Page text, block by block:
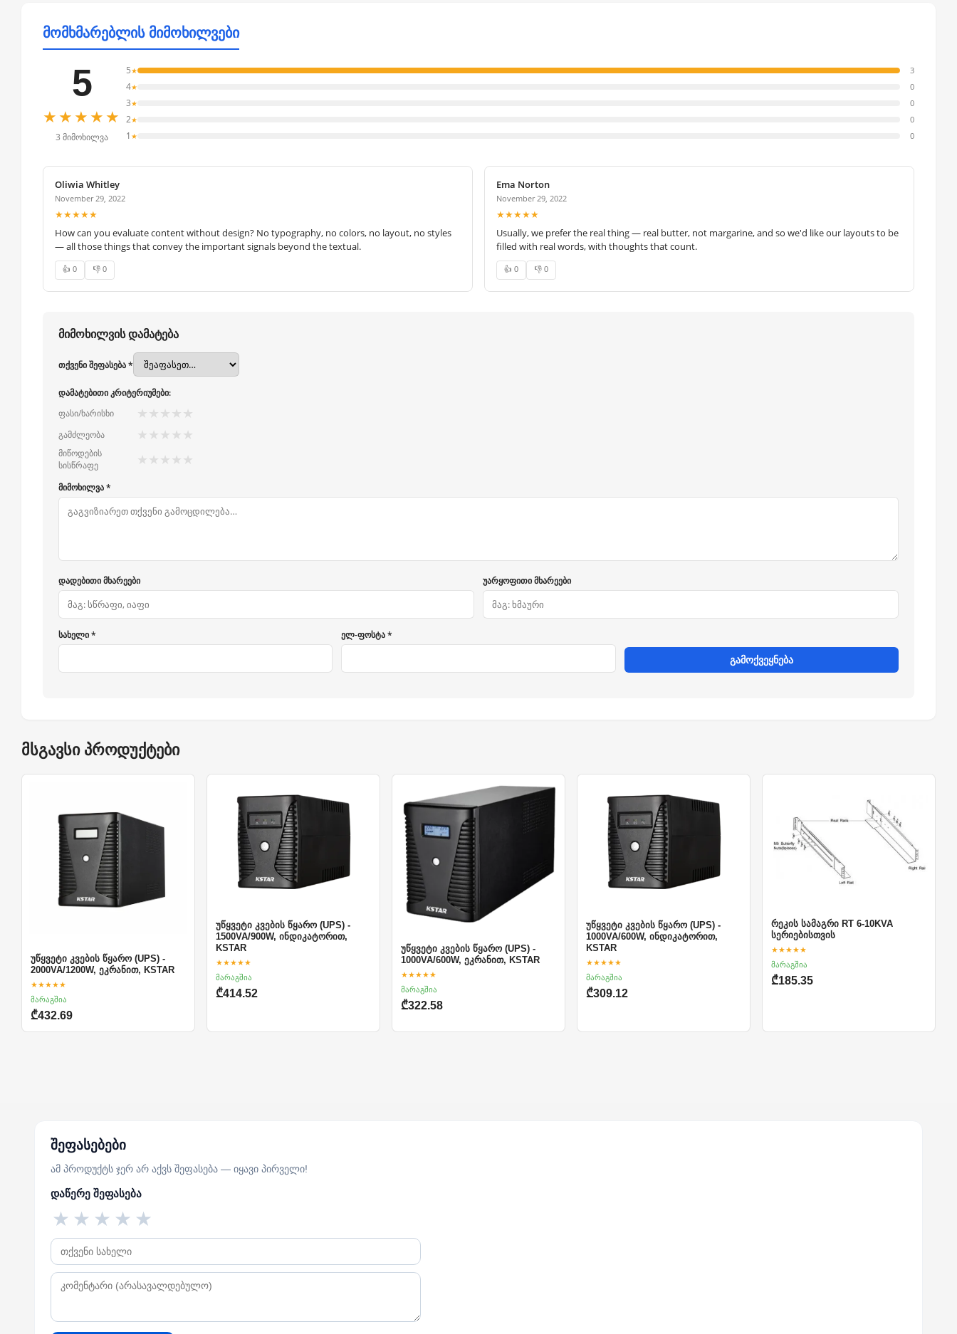
მომხმარებლის მიმოხილვები
5
★★★★★
3 მიმოხილვა
5★ 3
4★ 0
3★ 0
2★ 0
1 ★ 0
Oliwia Whitley
November 29, 2022
★★★★★
How can you evaluate content without design? No typography, no colors, no layout, no styles
— all those things that convey the important signals beyond the textual.
👍 0 👎 0
Ema Norton
November 29, 2022
★★★★★
Usually, we prefer the real thing — real butter, not margarine, and so we'd like our layouts to be
filled with real words, with thoughts that count.
👍 0 👎 0
მიმოხილვის დამატება
თქვენი შეფასება *
დამატებითი კრიტერიუმები:
ფასი/ხარისხი
★ ★ ★ ★ ★
გამძლეობა ★ ★ ★ ★ ★
მიწოდების
სისწრაფე
★ ★ ★ ★ ★
მიმოხილვა *
დადებითი მხარეები უარყოფითი მხარეები
სახელი * ელ-ფოსტა *
გამოქვეყნება
მსგავსი პროდუქტები
უწყვეტი კვების წყარო (UPS) -
2000VA/1200W, ეკრანით, KSTAR
★★★★★
მარაგშია
₾432.69
უწყვეტი კვების წყარო (UPS) -
1500VA/900W, ინდიკატორით,
KSTAR
★★★★★
მარაგშია
₾414.52
უწყვეტი კვების წყარო (UPS) -
1000VA/600W, ეკრანით, KSTAR
★★★★★
მარაგშია
₾322.58
უწყვეტი კვების წყარო (UPS) -
1000VA/600W, ინდიკატორით,
KSTAR
★★★★★
მარაგშია
₾309.12
რეკის სამაგრი RT 6-10KVA
სერიებისთვის
★★★★★
მარაგშია
₾185.35
შეფასებები
ამ პროდუქტს ჯერ არ აქვს შეფასება — იყავი პირველი!
დაწერე შეფასება
★
★
★
★
★